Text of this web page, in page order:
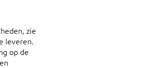
zie
leveren.
op de